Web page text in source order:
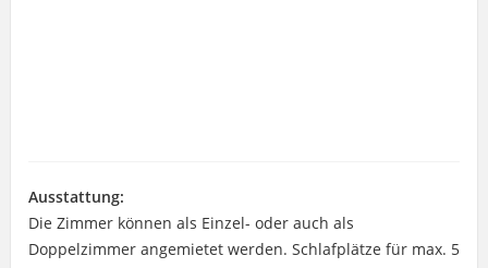
Ausstattung:
Die Zimmer können als Einzel- oder auch als
Doppelzimmer angemietet werden. Schlafplätze für max. 5